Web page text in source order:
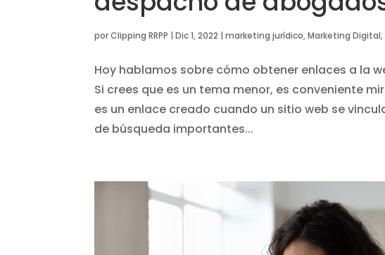
porClipping RRPP |Dic 1, 2022 |marketing jurídico,Marketing Digital,
Hoy hablamos sobre cómo obtener enlaces a la
Si crees que es un tema menor, es conveniente
es un enlace creado cuando un sitio web se
de búsqueda importantes...